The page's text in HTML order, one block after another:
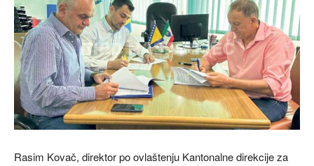
Rasim Kovač, direktor po ovlaštenju Kantonalne direkcije za